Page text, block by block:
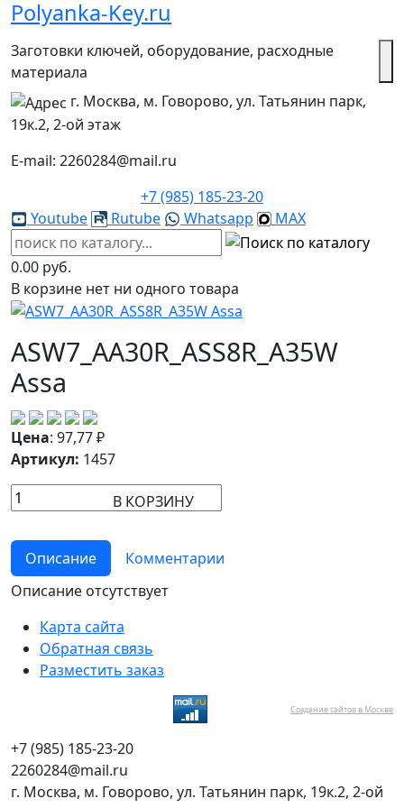
Polyanka-Key.ru
Заготовки ключей, оборудование, расходные
материала
г. Москва, м. Говорово, ул. Татьянин парк,
19к.2, 2-ой этаж
E-mail: 2260284@mail.ru
+7 (985) 185-23-20
Youtube
Rutube Whatsapp MAX
0.00 руб.
В корзине нет ни одного товара
ASW7_AA30R_ASS8R_A35W
Assa
Цена: 97,77₽
Артикул: 1457
В КОРЗИНУ
Описание
Комментарии
Описание отсутствует
Карта сайта
Обратная связь
Разместить заказ
Создание сайтов в Москве
+7 (985) 185-23-20
2260284@mail.ru
г. Москва, м. Говорово, ул. Татьянин парк, 19к.2, 2-ой